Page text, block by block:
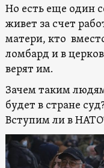
Но есть еще один
живет за счет
матери, кто
ломбард и в
верят им.
Зачем таким
будет в стране
Вступим ли в